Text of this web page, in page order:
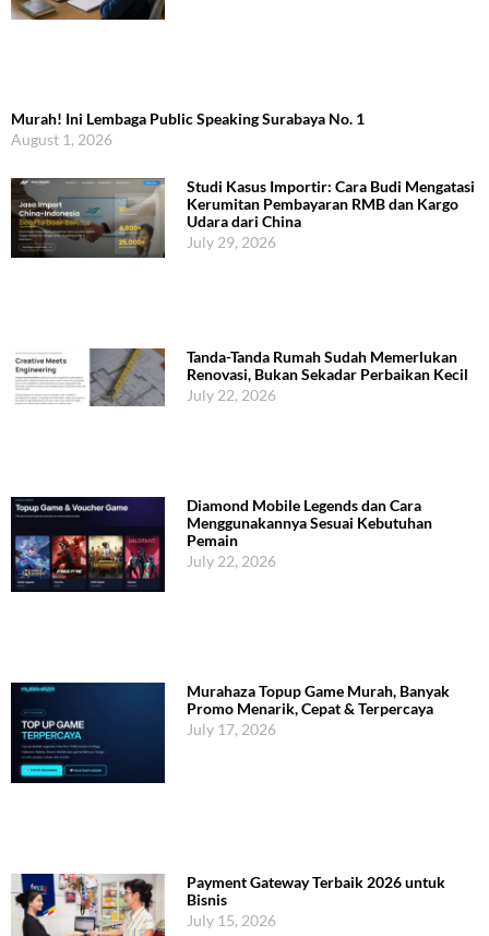
Murah! Ini Lembaga Public Speaking Surabaya No. 1
August 1, 2026
Studi Kasus Importir: Cara Budi Mengatasi
Kerumitan Pembayaran RMB dan Kargo
Udara dari China
July 29, 2026
Tanda-Tanda Rumah Sudah Memerlukan
Renovasi, Bukan Sekadar Perbaikan Kecil
July 22, 2026
Diamond Mobile Legends dan Cara
Menggunakannya Sesuai Kebutuhan
Pemain
July 22, 2026
Murahaza Topup Game Murah, Banyak
Promo Menarik, Cepat & Terpercaya
July 17, 2026
Payment Gateway Terbaik 2026 untuk
Bisnis
July 15, 2026